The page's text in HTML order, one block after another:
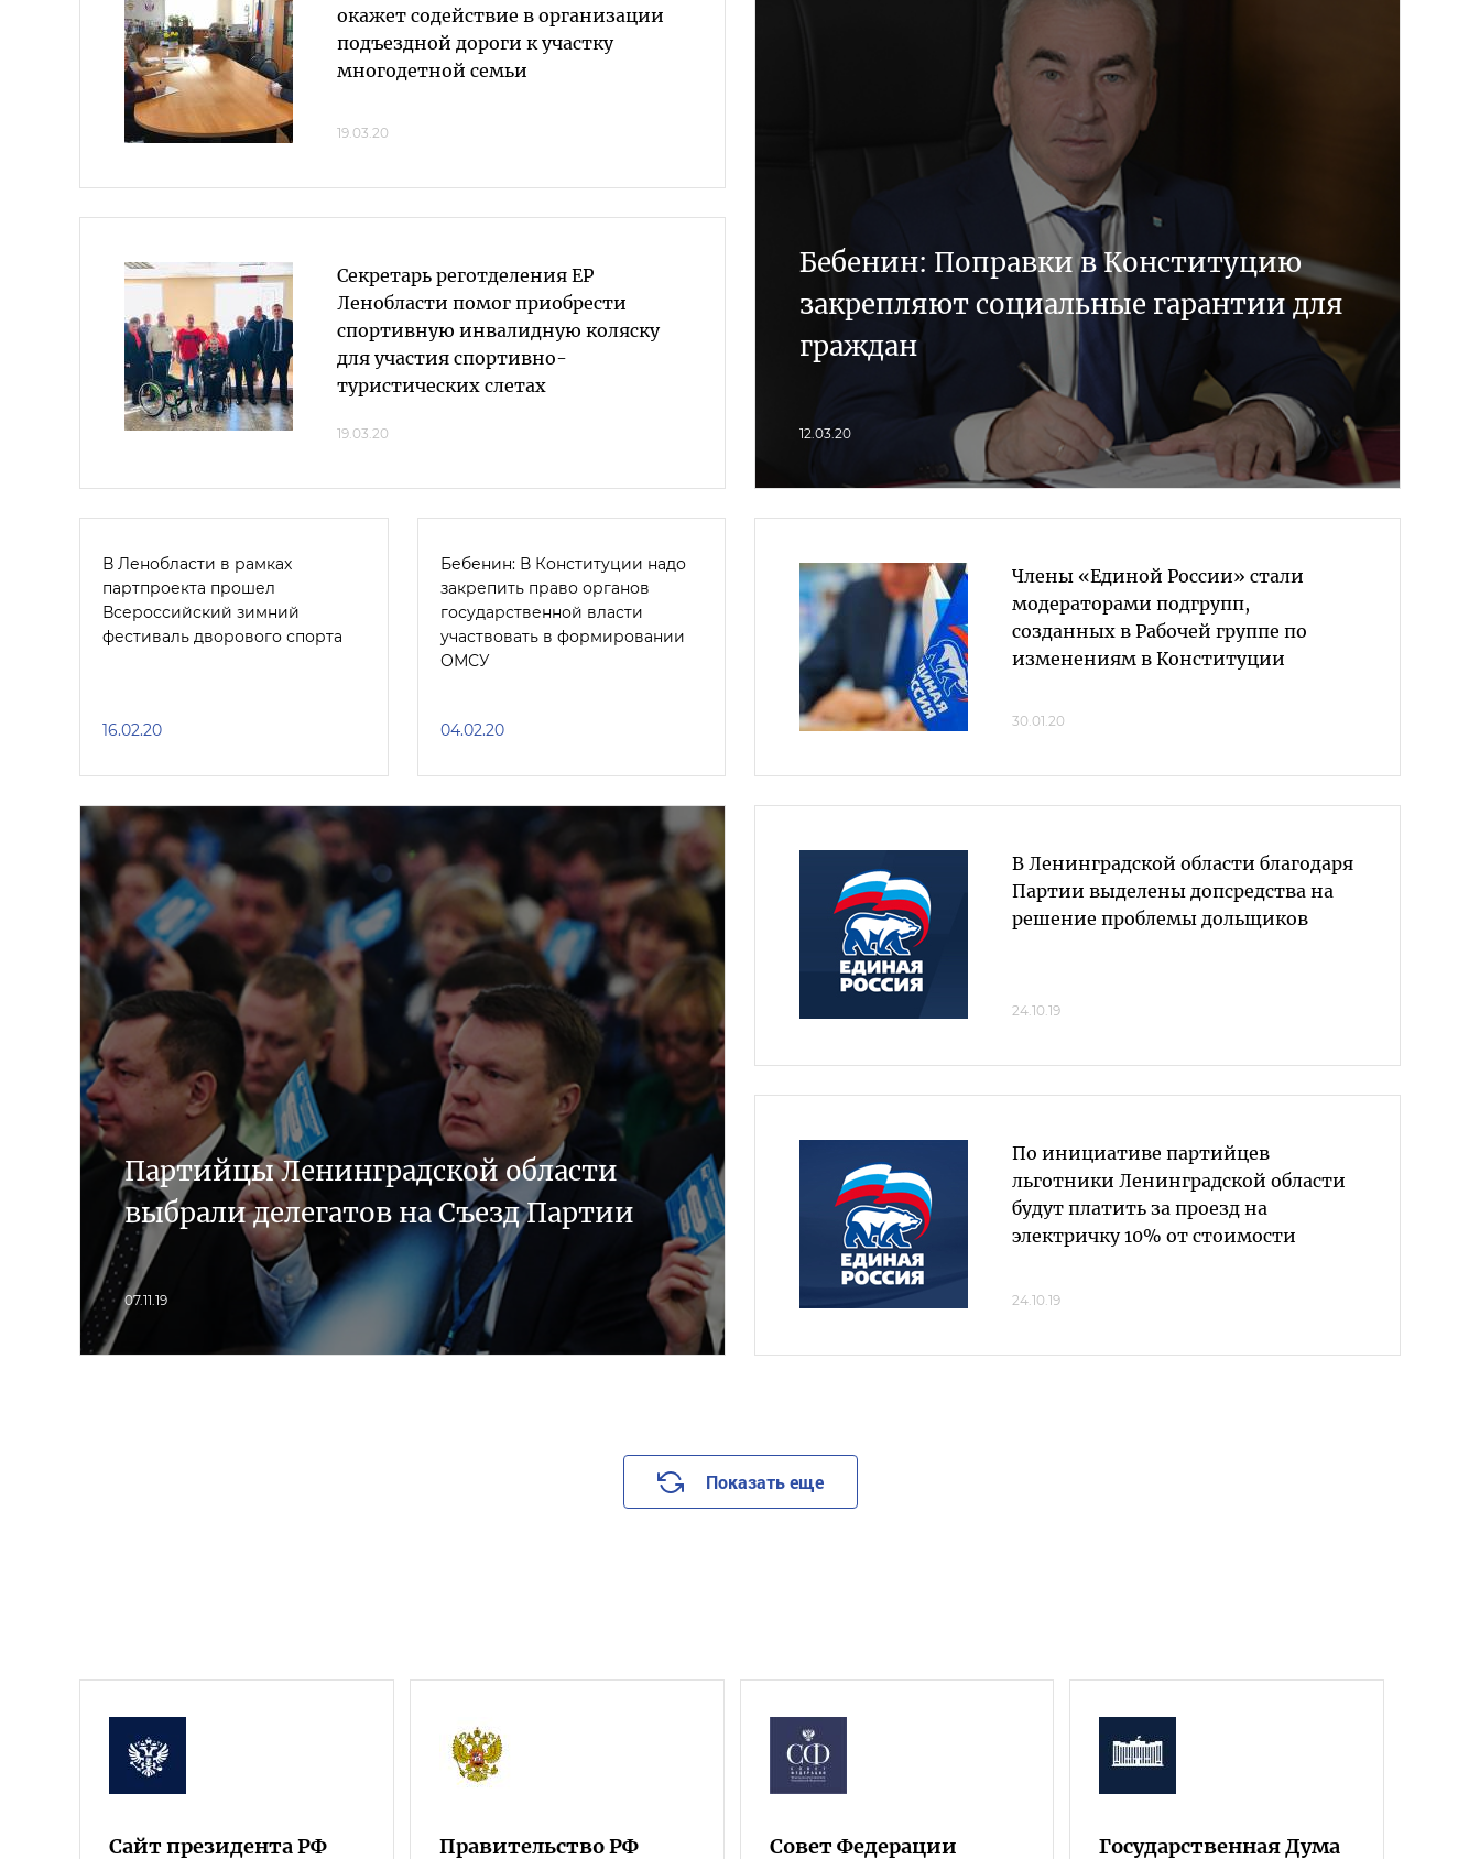
окажет содействие в организации
подъездной дороги к участку
многодетной семьи
19.03.20
Секретарь реготделения ЕР
Ленобласти помог приобрести
спортивную инвалидную коляску
для участия спортивно-
туристических слетах
19.03.20
Бебенин: Поправки в Конституцию
закрепляют социальные гарантии для
граждан
12.03.20
В Ленобласти в рамках
партпроекта прошел
Всероссийский зимний
фестиваль дворового спорта
16.02.20
Бебенин: В Конституции надо
закрепить право органов
государственной власти
участвовать в формировании
ОМСУ
04.02.20
Члены «Единой России» стали
модераторами подгрупп,
созданных в Рабочей группе по
изменениям в Конституции
30.01.20
Партийцы Ленинградской области
выбрали делегатов на Съезд Партии
07.11.19
В Ленинградской области благодаря
Партии выделены допсредства на
решение проблемы дольщиков
24.10.19
По инициативе партийцев
льготники Ленинградской области
будут платить за проезд на
электричку 10% от стоимости
24.10.19
Показать еще
Сайт президента РФ Правительство РФ Совет Федерации Государственная Дума